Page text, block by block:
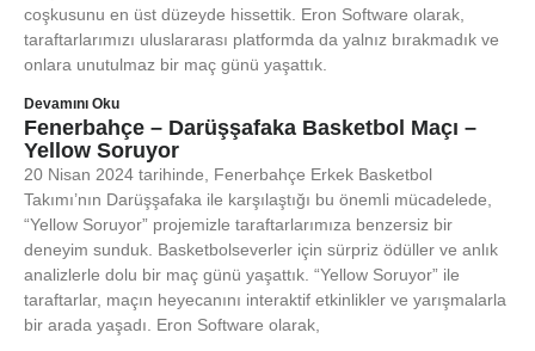
coşkusunu en üst düzeyde hissettik. Eron Software olarak,
taraftarlarımızı uluslararası platformda da yalnız bırakmadık ve
onlara unutulmaz bir maç günü yaşattık.
Devamını Oku
Fenerbahçe – Darüşşafaka Basketbol Maçı –
Yellow Soruyor
20 Nisan 2024 tarihinde, Fenerbahçe Erkek Basketbol
Takımı’nın Darüşşafaka ile karşılaştığı bu önemli mücadelede,
“Yellow Soruyor” projemizle taraftarlarımıza benzersiz bir
deneyim sunduk. Basketbolseverler için sürpriz ödüller ve anlık
analizlerle dolu bir maç günü yaşattık. “Yellow Soruyor” ile
taraftarlar, maçın heyecanını interaktif etkinlikler ve yarışmalarla
bir arada yaşadı. Eron Software olarak,